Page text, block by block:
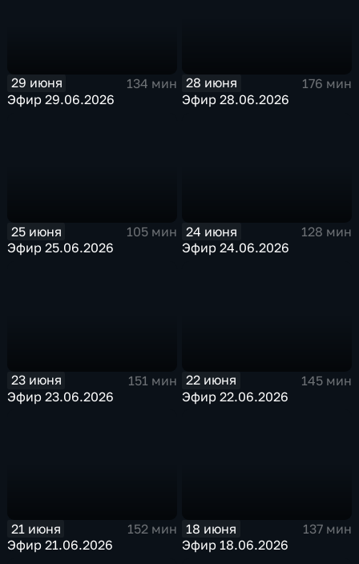
29 июня
134 мин
Эфир 29.06.2026
28 июня
176 мин
Эфир 28.06.2026
25 июня
105 мин
Эфир 25.06.2026
24 июня
128 мин
Эфир 24.06.2026
23 июня
151 мин
Эфир 23.06.2026
22 июня
145 мин
Эфир 22.06.2026
21 июня
152 мин
Эфир 21.06.2026
18 июня
137 мин
Эфир 18.06.2026